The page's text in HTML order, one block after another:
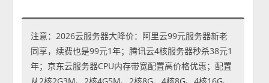
注意：2026云服务器大降价：阿里云99元服务器新老
同享，续费也是99元1年；腾讯云4核服务器秒杀38元1
年；京东云服务器CPU内存带宽配置高价格优惠；配置